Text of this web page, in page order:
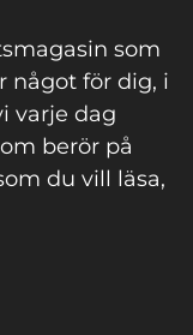
som
något för dig, i
varje dag
berör på
du vill läsa,